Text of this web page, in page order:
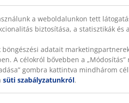
a weboldalunkon tett
biztosítása, a statisztikák és
adatait
A célokról bővebben a
gombra kattintva mindhárom
süti szabályzatunkról.